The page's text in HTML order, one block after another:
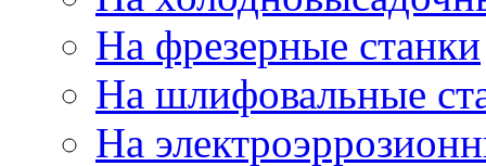
На фрезерные станки
На шлифовальные
На